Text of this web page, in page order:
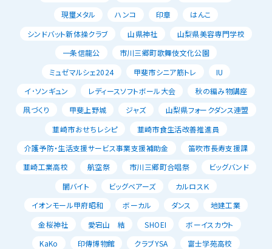
現璽メタル
ハンコ 印章
はんこ
シンドバット新体操クラブ
山県神社
山梨県美容専門学校
一条信龍公
市川三郷町歌舞伎文化公園
ミュゼマルシェ2024
甲斐市シニア筋トレ
IU
イ･ソンギュン
レディースソフトボール大会
秋の編み物講座
凧づくり
甲斐上野城 ジャズ
山梨県フォークダンス連盟
韮崎市おせちレシピ
韮崎市食生活改善推進員
介護予防・生活支援サービス事業支援補助金
笛吹市長寿支援課
韮崎工業高校
航空祭 市川三郷町合唱祭
ビッグバンド
闇バイト
ビッグベアーズ
カルロスＫ
イオンモール甲府昭和
ボーカル ダンス
地建工業
金桜神社
愛宕山 結 SHOEI
ボーイスカウト
KaKo
印傳博物館 クラブYSA
富士学苑高校